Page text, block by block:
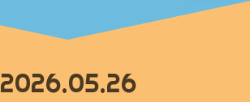
2026.05.26